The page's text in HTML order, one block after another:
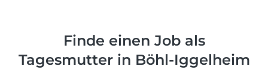
Finde einen Job als
Tagesmutter in Böhl-Iggelheim